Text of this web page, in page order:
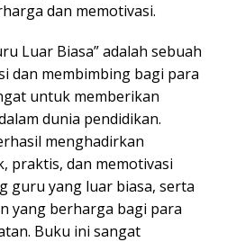
dan memotivasi.
Luar Biasa” adalah sebuah
dan membimbing bagi para
untuk memberikan
dunia pendidikan.
menghadirkan
praktis, dan memotivasi
guru yang luar biasa, serta
yang berharga bagi para
Buku ini sangat